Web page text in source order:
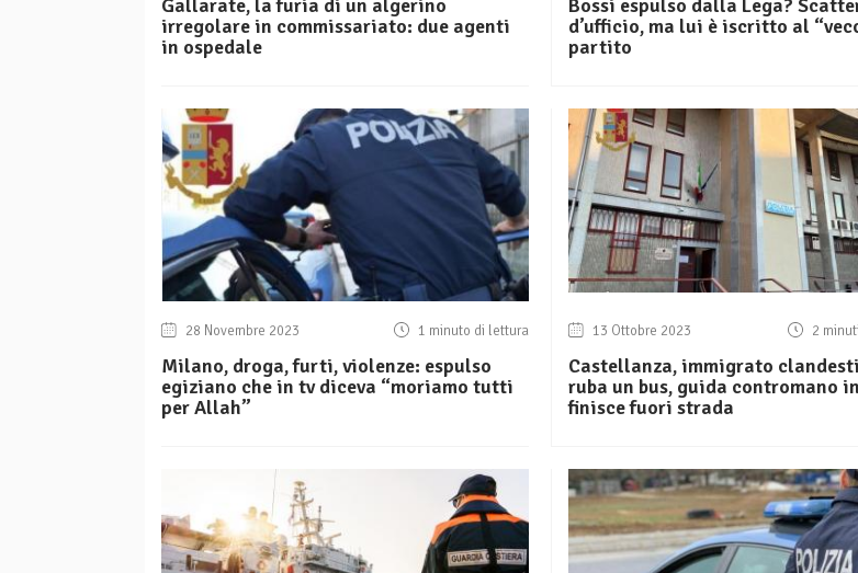
Gallarate, la furia di un algerino
irregolare in commissariato: due agenti
in ospedale
Bossi espulso dalla Lega?
d’ufficio, ma lui è iscritto al
partito
28 Novembre 2023 1 minuto di lettura
Milano, droga, furti, violenze: espulso
egiziano che in tv diceva “moriamo tutti
per Allah”
13 Ottobre 2023 2
Castellanza, immigrato
ruba un bus, guida contromano
finisce fuori strada